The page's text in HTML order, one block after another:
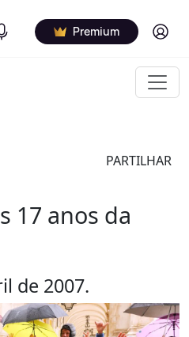
Premium Log in
PARTILHAR
17 anos da
de 2007.